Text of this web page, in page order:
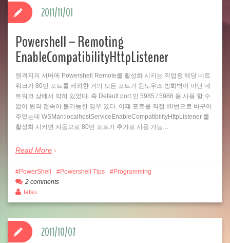
Powershell – Remoting
EnableCompatibilityHttpListener
원격지의 서버에 Powershell Remote를 활성화 시키는 작업중 해당 네트
워크가 80번 포트를 제외한 거의 모든 포트가 윈도우즈 방화벽이 아닌 네
트워크 상에서 막혀 있었다. 즉 Default port 인 5985 / 5986 을 사용 할 수
없어 원격 접속이 불가능한 경우 였다. 이때 포트를 직접 80번으로 바꾸어
주었는데 WSMan:localhostServiceEnableCompatibilityHttpListener 를
활성화 시키면 자동으로 80번 포트가 추가로 사용 가능…
Read More
2011/11/01
PowerShell Powershell Tips
Programming
2 comments
talsu
2011/10/07